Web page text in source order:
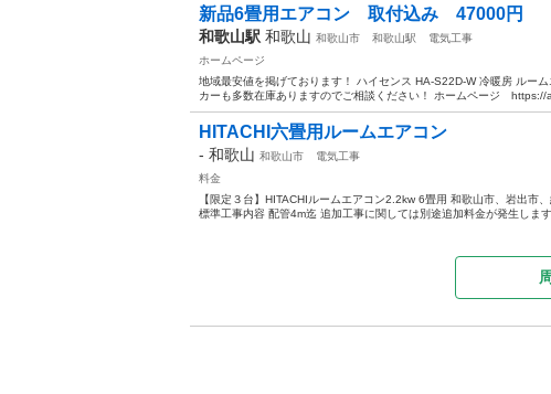
新品6畳用エアコン 取付込み 47000円
和歌山駅 和歌山 和歌山市 和歌山駅
電気工事
ホームページ
地域最安値を掲げております！ ハイセンス HA-S22D-W 冷暖房 ルー
カーも多数在庫ありますのでご相談ください！ ホームページ https://
HITACHI六畳用ルームエアコン
- 和歌山 和歌山市
電気工事
料金
【限定３台】HITACHIルームエアコン2.2kw 6畳用 和歌山市、岩出市
標準工事内容 配管4m迄 追加工事に関しては別途追加料金が発生します